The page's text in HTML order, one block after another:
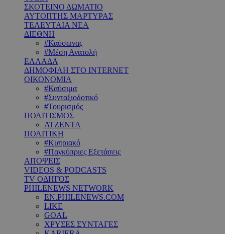
ΣΚΟΤΕΙΝΟ ΔΩΜΑΤΙΟ
ΑΥΤΟΠΤΗΣ ΜΑΡΤΥΡΑΣ
ΤΕΛΕΥΤΑΙΑ ΝΕΑ
ΔΙΕΘΝΗ
#Καύσωνας
#Μέση Ανατολή
ΕΛΛΑΔΑ
ΔΗΜΟΦΙΛΗ ΣΤΟ INTERNET
ΟΙΚΟΝΟΜΙΑ
#Καύσιμα
#Συνταξιοδοτικό
#Τουρισμός
ΠΟΛΙΤΙΣΜΟΣ
ΑΤΖΕΝΤΑ
ΠΟΛΙΤΙΚΗ
#Κυπριακό
#Παγκύπριες Εξετάσεις
ΑΠΟΨΕΙΣ
VIDEOS & PODCASTS
TV ΟΔΗΓΟΣ
PHILENEWS NETWORK
EN.PHILENEWS.COM
LIKE
GOAL
ΧΡΥΣΕΣ ΣΥΝΤΑΓΕΣ